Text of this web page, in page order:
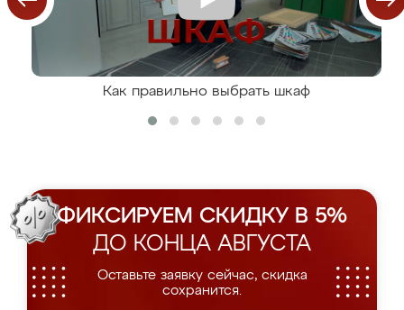
Как правильно выбрать шкаф
ФИКСИРУЕМ СКИДКУ В 5%
ДО КОНЦА АВГУСТА
Оставьте заявку сейчас, скидка
сохранится.